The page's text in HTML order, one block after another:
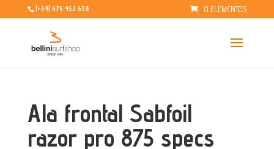
[+34] 676 452 638 0 ELEMENTOS
Ala frontal Sabfoil
razor pro 875 specs